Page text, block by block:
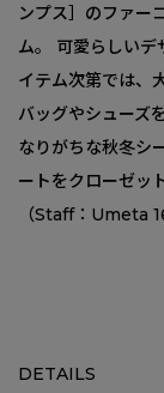
ンプス］のファー
ム。 可愛らしいデ
イテム次第では、
バッグやシューズ
なりがちな秋冬シ
ートをクローゼッ
（Staff：Umeta
DETAILS